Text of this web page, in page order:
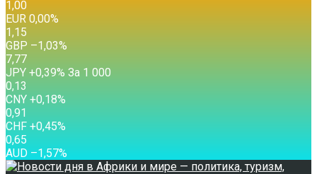
1,00
EUR 0,00%
1,15
GBP –1,03%
7,77
JPY +0,39% За 1 000
0,13
CNY +0,18%
0,91
CHF +0,45%
0,65
AUD –1,57%